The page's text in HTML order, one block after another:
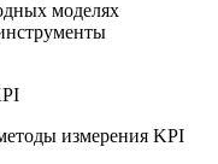
моделях
измерения KPI